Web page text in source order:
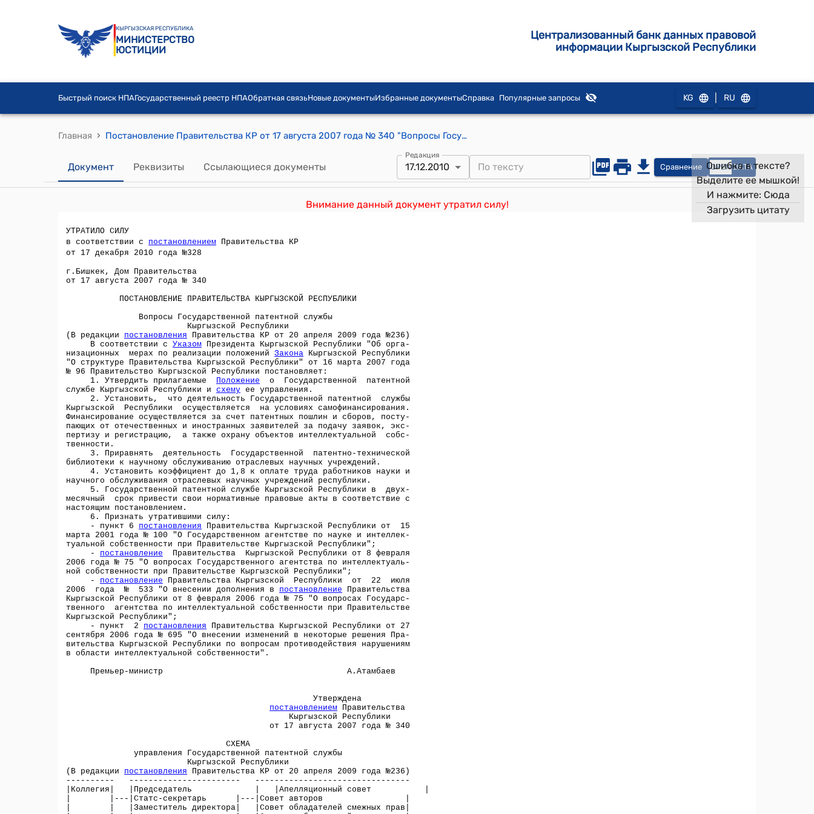
КЫРГЫЗСКАЯ РЕСПУБЛИКА
МИНИСТЕРСТВО
ЮСТИЦИИ
Централизованный банк данных правовой
информации Кыргызской Республики
Быстрый поиск НПАГосударственный реестр НПАОбратная связьНовые документыИзбранные документыСправка Популярные запросы KG RU
Главная › Постановление Правительства КР от 17 августа 2007 года № 340 "Вопросы Государственной патентной службы Кыргызской Республики"
Документ Реквизиты Ссылающиеся документы
Редакция
17.12.2010 Сравнение OPEN DATA
Внимание данный документ утратил силу!
Ошибка в тексте?
Выделите ее мышкой!
И нажмите: Сюда
Загрузить цитату